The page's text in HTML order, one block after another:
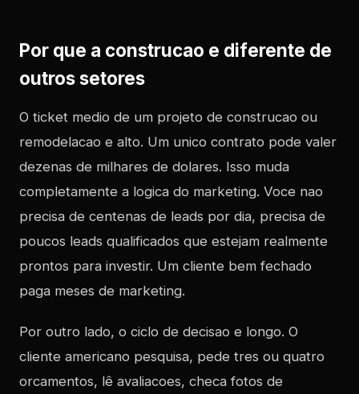
Por que a construcao e diferente de
outros setores
O ticket medio de um projeto de construcao ou
remodelacao e alto. Um unico contrato pode valer
dezenas de milhares de dolares. Isso muda
completamente a logica do marketing. Voce nao
precisa de centenas de leads por dia, precisa de
poucos leads qualificados que estejam realmente
prontos para investir. Um cliente bem fechado
paga meses de marketing.
Por outro lado, o ciclo de decisao e longo. O
cliente americano pesquisa, pede tres ou quatro
orcamentos, lê avaliacoes, checa fotos de